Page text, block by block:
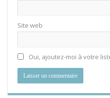
Site web
Oui, ajoutez-moi à votre